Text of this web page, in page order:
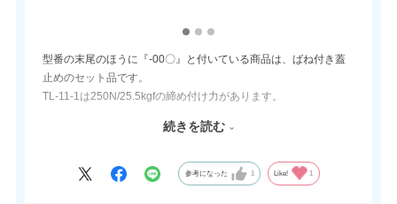
型番の末尾のほうに『-00〇』と付いている商品は、ばね付き蓋
止めのセット品です。
TL-11-1は250N/25.5kgfの締め付け力があります。
閉性を求めているときに最適！
バリエーションもございます。
キーパー・キャッチ単体でのご提供もできますので、お気軽にご
続きを読む
参考になった 1 Like! 1